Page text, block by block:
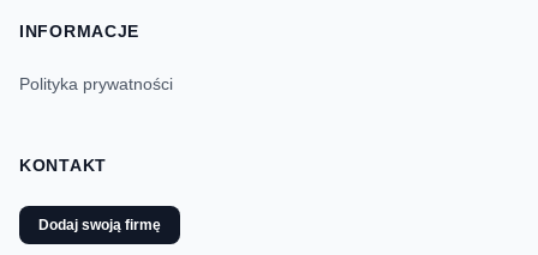
INFORMACJE
Polityka prywatności
KONTAKT
Dodaj swoją firmę